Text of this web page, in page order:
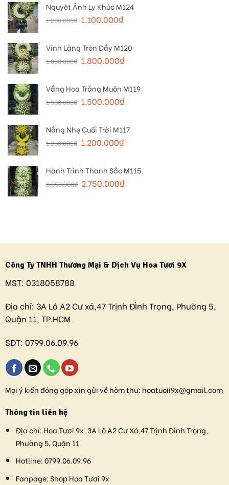
Nguyệt Ảnh Ly Khúc M124
1.200.000₫ 1.100.000₫
Vĩnh Lặng Tròn Đầy M120
1.850.000₫ 1.800.000₫
Vầng Hoa Trắng Muộn M119
1.550.000₫ 1.500.000₫
Nắng Nhẹ Cuối Trời M117
1.250.000₫ 1.200.000₫
Hành Trình Thanh Sắc M115
2.850.000₫ 2.750.000₫
Công Ty TNHH Thương Mại & Dịch Vụ Hoa Tươi 9X
MST: 0318058788
Địa chỉ: 3A Lô A2 Cư xá,47 Trịnh ĐÌnh Trọng, Phường 5,
Quận 11, TP.HCM
SĐT: 0799.06.09.96
Mọi ý kiến đóng góp xin gửi về hòm thư: hoatuoii9x@gmail.com
Thông tin liên hệ
Địa chỉ: Hoa Tươi 9x, 3A Lô A2 Cư Xá,47 Trịnh Đình Trọng,
Phường 5, Quận 11
Hotline:0799.06.09.96
Fanpage:Shop Hoa Tươi 9x